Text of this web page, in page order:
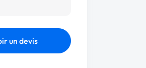
un devis